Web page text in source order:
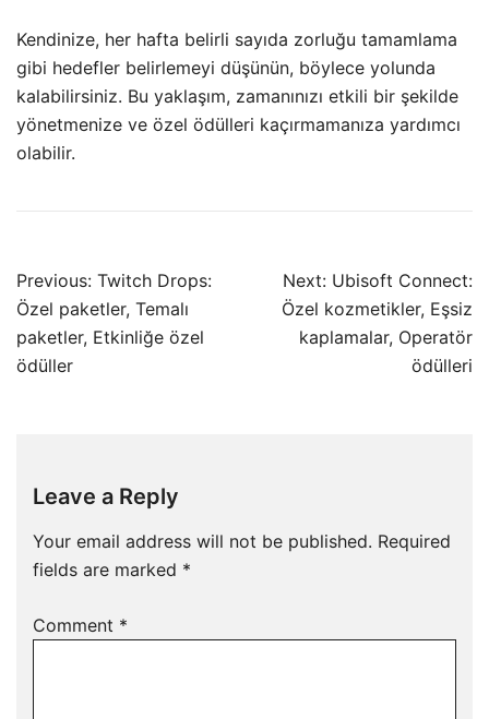
Kendinize, her hafta belirli sayıda zorluğu tamamlama
gibi hedefler belirlemeyi düşünün, böylece yolunda
kalabilirsiniz. Bu yaklaşım, zamanınızı etkili bir şekilde
yönetmenize ve özel ödülleri kaçırmamanıza yardımcı
olabilir.
Post
navigation
Previous: Twitch Drops:
Özel paketler, Temalı
paketler, Etkinliğe özel
ödüller
Next: Ubisoft Connect:
Özel kozmetikler, Eşsiz
kaplamalar, Operatör
ödülleri
Leave a Reply
Your email address will not be published. Required
fields are marked *
Comment *